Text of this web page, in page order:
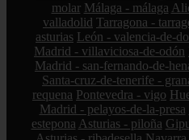
molar Málaga - málaga
valladolid Tarragona -
asturias León - valencia-de-
Madrid - villaviciosa-de-odón
Madrid - san-fernando-de-
Santa-cruz-de-tenerife -
requena Pontevedra - vigo
Madrid - pelayos-de-la-presa
estepona Asturias - piloña